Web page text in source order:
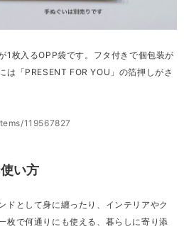
1枚入るOPP袋です。フタ付きで個包装が
は「PRESENT FOR YOU」の箔押しがさ
119567827
い方
ドとして身に纏ったり、インテリアやク
枚で何通りにも使える、暮らしに寄り添